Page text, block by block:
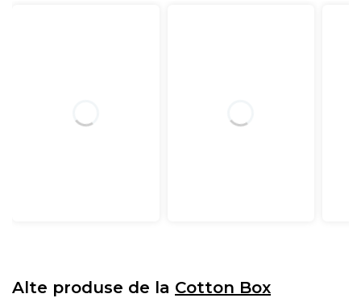
Alte produse de la Cotton Box